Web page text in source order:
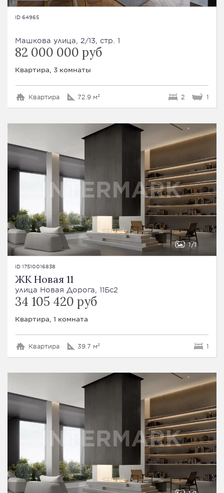
ID 64965
Машкова улица, 2/13, стр. 1
82 000 000 руб
Квартира, 3 комнаты
Квартира 72.9 м² 2 1
1 1
ID 17510016838
ЖК Новая 11
улица Новая Дорога, 11Бс2
34 105 420 руб
Квартира, 1 комната
Квартира 39.7 м² 1